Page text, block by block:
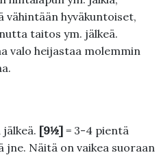
vähintään hyväkuntoiset,
taitos ym. jälkeä.
valo heijastaa molemmin
[9½]= 3-4 pientä
jne. Näitä on vaikea suoraan